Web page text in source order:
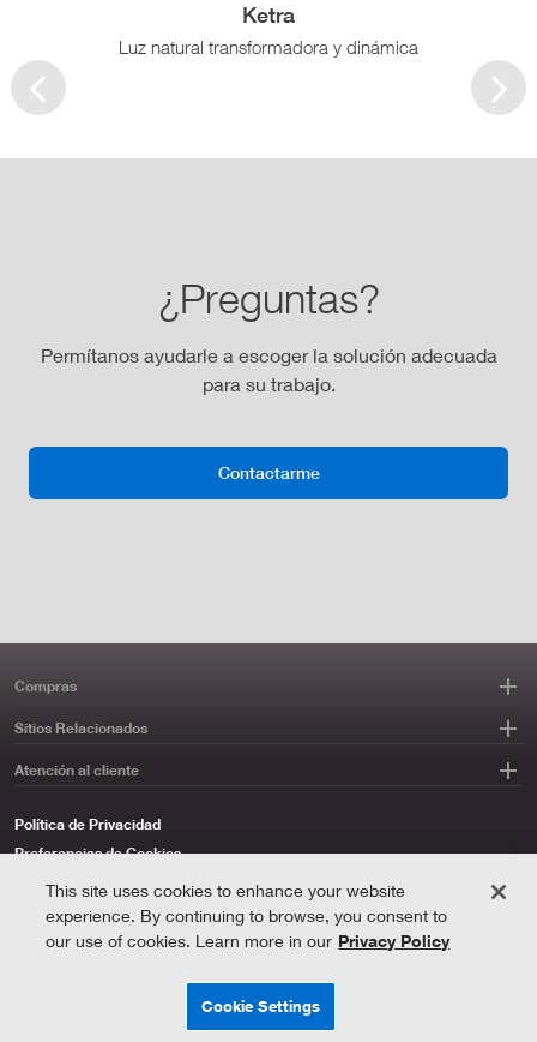
Ketra
Luz natural transformadora y dinámica
¿Preguntas?
Permítanos ayudarle a escoger la solución adecuada
para su trabajo.
Contactarme
Compras
Sitios Relacionados
Atención al cliente
Política de Privacidad
Preferencias de Cookies
ahorre energia con Lutron
This site uses cookies to enhance your website
experience. By continuing to browse, you consent to
our use of cookies. Learn more in our Privacy Policy
Cookie Settings